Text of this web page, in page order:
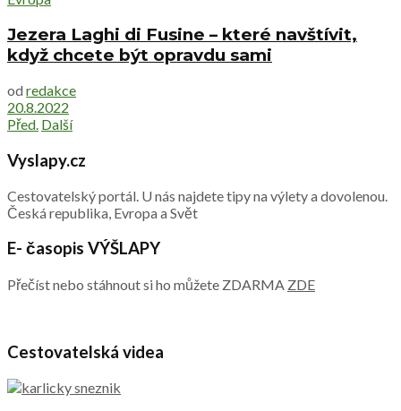
Jezera Laghi di Fusine – které navštívit,
když chcete být opravdu sami
od redakce
20.8.2022
Před. Další
Vyslapy.cz
Cestovatelský portál. U nás najdete tipy na výlety a dovolenou.
Česká republika, Evropa a Svět
E- časopis VÝŠLAPY
Přečíst nebo stáhnout si ho můžete ZDARMA ZDE
Cestovatelská videa